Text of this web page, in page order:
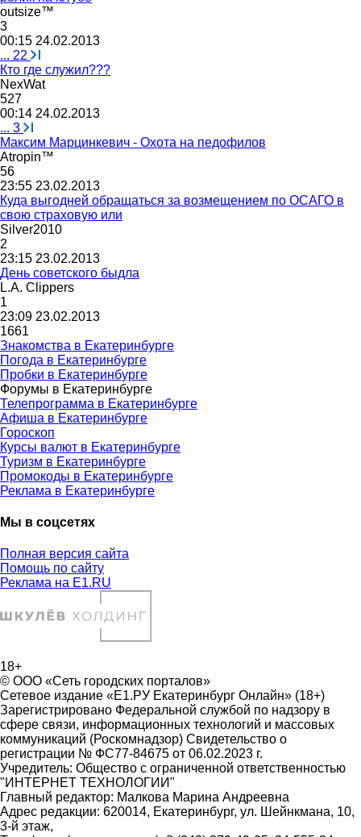
outsize™
3
00:15 24.02.2013
... 22
Кто где служил???
NexWat
527
00:14 24.02.2013
... 3
Максим Марцинкевич - Охота на педофилов
Atropin™
56
23:55 23.02.2013
Куда выгодней обращаться за возмещением по ОСАГО в
свою страховую или
Silver2010
2
23:15 23.02.2013
День советского быдла
L.A. Clippers
1
23:09 23.02.2013
1661
Знакомства в Екатеринбурге
Погода в Екатеринбурге
Пробки в Екатеринбурге
Форумы в Екатеринбурге
Телепрограмма в Екатеринбурге
Афиша в Екатеринбурге
Гороскоп
Курсы валют в Екатеринбурге
Туризм в Екатеринбурге
Промокоды в Екатеринбурге
Реклама в Екатеринбурге
Мы в соцсетях
Полная версия сайта
Помощь по сайту
Реклама на E1.RU
18+
© ООО «Сеть городских порталов»
Сетевое издание «Е1.РУ Екатеринбург Онлайн» (18+)
Зарегистрировано Федеральной службой по надзору в
сфере связи, информационных технологий и массовых
коммуникаций (Роскомнадзор) Свидетельство о
регистрации № ФС77-84675 от 06.02.2023 г.
Учредитель: Общество с ограниченной ответственностью
"ИНТЕРНЕТ ТЕХНОЛОГИИ"
Главный редактор: Малкова Марина Андреевна
Адрес редакции: 620014, Екатеринбург, ул. Шейнкмана, 10,
3-й этаж,